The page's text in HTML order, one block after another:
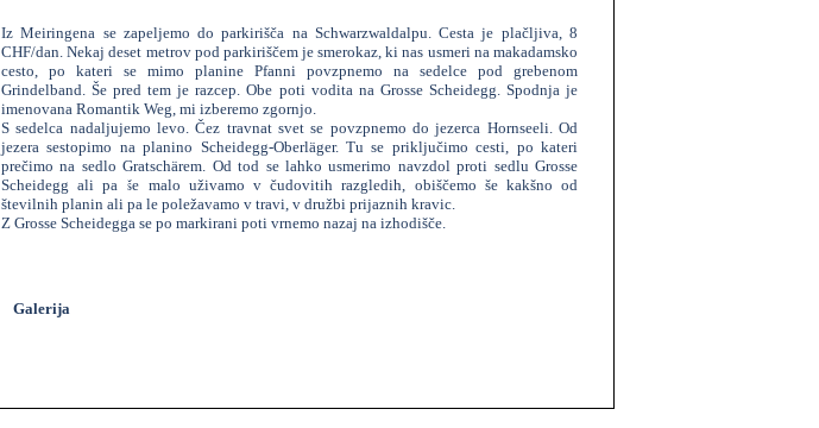
Iz Meiringena se zapeljemo do parkirišča na Schwarzwaldalpu. Cesta je plačljiva, 8
CHF/dan. Nekaj deset metrov pod parkiriščem je smerokaz, ki nas usmeri na makadamsko
cesto, po kateri se mimo planine Pfanni povzpnemo na sedelce pod grebenom
Grindelband. Še pred tem je razcep. Obe poti vodita na Grosse Scheidegg. Spodnja je
imenovana Romantik Weg, mi izberemo zgornjo.
S sedelca nadaljujemo levo. Čez travnat svet se povzpnemo do jezerca Hornseeli. Od
jezera sestopimo na planino Scheidegg-Oberläger. Tu se priključimo cesti, po kateri
prečimo na sedlo Gratschärem. Od tod se lahko usmerimo navzdol proti sedlu Grosse
Scheidegg ali pa še malo uživamo v čudovitih razgledih, obiščemo še kakšno od
številnih planin ali pa le poležavamo v travi, v družbi prijaznih kravic.
Z Grosse Scheidegga se po markirani poti vrnemo nazaj na izhodišče.
Galerija